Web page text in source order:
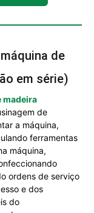
de
em série)
madeira
de
a máquina,
ferramentas
máquina,
ordens de serviço
e dos
do